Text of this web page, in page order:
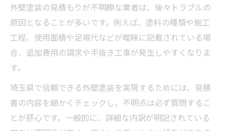
外壁塗装の見積もりが不明瞭な業者は、後々トラブルの
原因となることが多いです。例えば、塗料の種類や施工
工程、使用面積や足場代などが曖昧に記載されている場
合、追加費用の請求や手抜き工事が発生しやすくなりま
す。
埼玉県で信頼できる外壁塗装を実現するためには、見積
書の内容を細かくチェックし、不明点は必ず質問するこ
とが肝心です。一般的に、詳細な内訳が明記されている